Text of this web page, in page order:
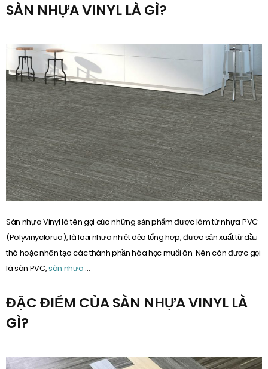
SÀN NHỰA VINYL LÀ GÌ?
Sàn nhựa Vinyl là tên gọi của những sản phẩm được làm từ nhựa PVC
(Polyvinyclorua), là loại nhựa nhiệt dẻo tổng hợp, được sản xuất từ dầu
thô hoặc nhân tạo các thành phần hóa học muối ăn. Nên còn được gọi
là sàn PVC,sàn nhựa …
ĐẶC ĐIỂM CỦA SÀN NHỰA VINYL LÀ
GÌ?